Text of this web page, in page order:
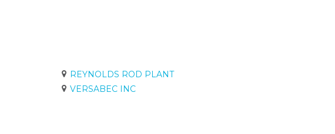
REYNOLDS ROD PLANT
VERSABEC INC